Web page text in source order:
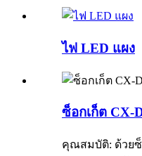
ไฟ LED แผง
ซ็อกเก็ต CX-
คุณสมบัติ: ด้วย